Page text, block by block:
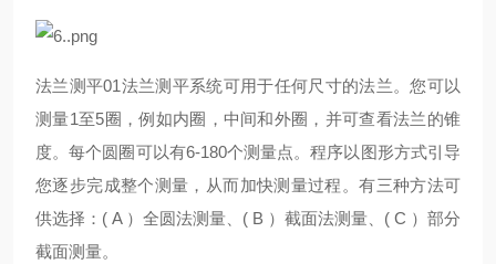
法兰测平01法兰测平系统可用于任何尺寸的法兰。您可以
测量1至5圈，例如内圈，中间和外圈，并可查看法兰的锥
度。每个圆圈可以有6-180个测量点。程序以图形方式引导
您逐步完成整个测量，从而加快测量过程。有三种方法可
供选择：( A ）全圆法测量、( B ）截面法测量、( C ）部分
截面测量。